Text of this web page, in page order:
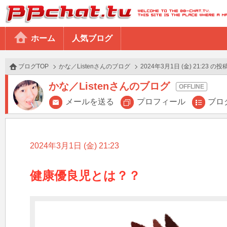
BBchatTV
ホーム 人気ブログ
ブログTOP かな／Listenさんのブログ 2024年3月1日 (金) 21:23 の投
かな／Listenさんのブログ
メールを送る プロフィール ブロ
2024年3月1日 (金) 21:23
健康優良児とは？？